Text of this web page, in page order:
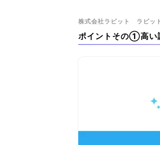
株式会社ラビット ラビッ
ポイントその①高い